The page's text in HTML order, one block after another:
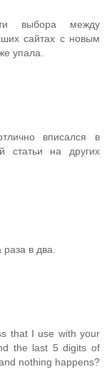
выбора между
сайтах с новым
упала.
вписался в
статьи на других
в два.
that I use with your
the last 5 digits of
nothing happens?